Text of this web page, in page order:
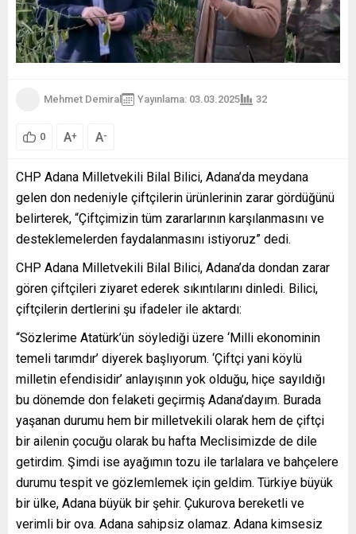
Mehmet Demiral Yayınlama: 03.03.2025 32
0 A+ A-
CHP Adana Milletvekili Bilal Bilici, Adana’da meydana
gelen don nedeniyle çiftçilerin ürünlerinin zarar gördüğünü
belirterek, “Çiftçimizin tüm zararlarının karşılanmasını ve
desteklemelerden faydalanmasını istiyoruz” dedi.
CHP Adana Milletvekili Bilal Bilici, Adana’da dondan zarar
gören çiftçileri ziyaret ederek sıkıntılarını dinledi. Bilici,
çiftçilerin dertlerini şu ifadeler ile aktardı:
“Sözlerime Atatürk’ün söylediği üzere ‘Milli ekonominin
temeli tarımdır’ diyerek başlıyorum. ‘Çiftçi yani köylü
milletin efendisidir’ anlayışının yok olduğu, hiçe sayıldığı
bu dönemde don felaketi geçirmiş Adana’dayım. Burada
yaşanan durumu hem bir milletvekili olarak hem de çiftçi
bir ailenin çocuğu olarak bu hafta Meclisimizde de dile
getirdim. Şimdi ise ayağımın tozu ile tarlalara ve bahçelere
durumu tespit ve gözlemlemek için geldim. Türkiye büyük
bir ülke, Adana büyük bir şehir. Çukurova bereketli ve
verimli bir ova. Adana sahipsiz olamaz. Adana kimsesiz